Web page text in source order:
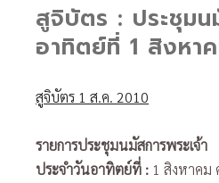
สูจิบัตร : ประชุมน
อาทิตย์ที่ 1 สิงหา
สูจิบัตร 1 ส.ค. 2010
รายการประชุมนมัสการพระเจ้า
ประจำวันอาทิตย์ที่ : 1 สิงหาคม